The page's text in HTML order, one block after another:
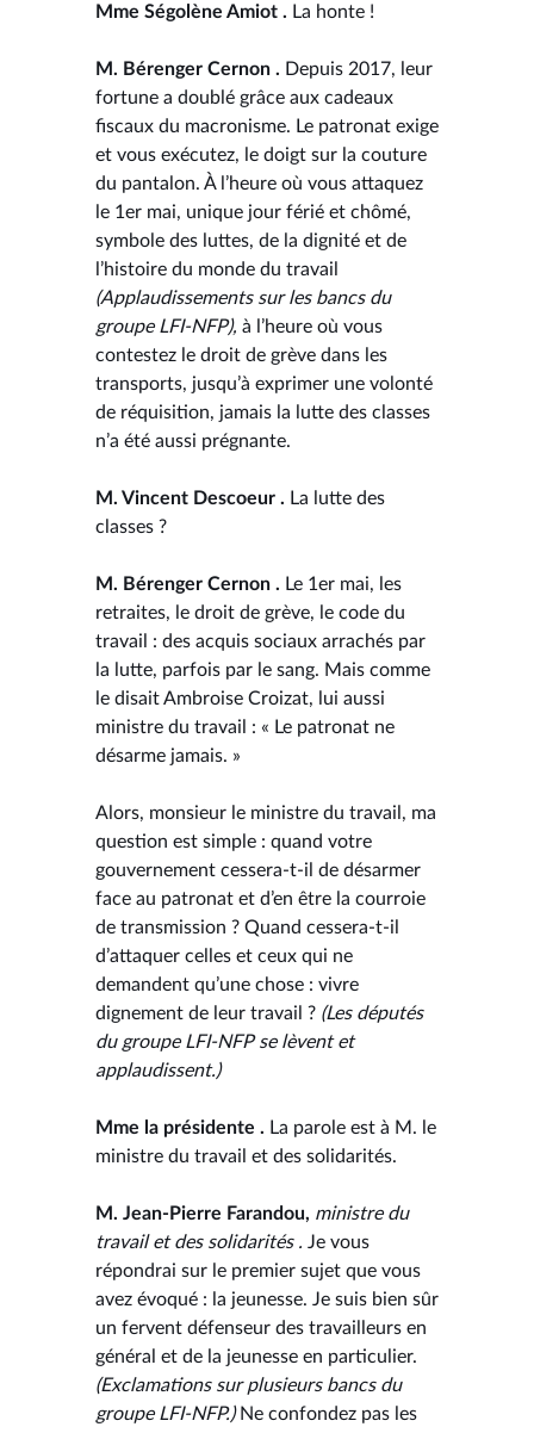
Mme Ségolène Amiot . La honte !
M. Bérenger Cernon . Depuis 2017, leur
fortune a doublé grâce aux cadeaux
fiscaux du macronisme. Le patronat exige
et vous exécutez, le doigt sur la couture
du pantalon. À l’heure où vous attaquez
le 1er mai, unique jour férié et chômé,
symbole des luttes, de la dignité et de
l’histoire du monde du travail
(Applaudissements sur les bancs du
groupe LFI-NFP), à l’heure où vous
contestez le droit de grève dans les
transports, jusqu’à exprimer une volonté
de réquisition, jamais la lutte des classes
n’a été aussi prégnante.
M. Vincent Descoeur . La lutte des
classes ?
M. Bérenger Cernon . Le 1er mai, les
retraites, le droit de grève, le code du
travail : des acquis sociaux arrachés par
la lutte, parfois par le sang. Mais comme
le disait Ambroise Croizat, lui aussi
ministre du travail : « Le patronat ne
désarme jamais. »
Alors, monsieur le ministre du travail, ma
question est simple : quand votre
gouvernement cessera-t-il de désarmer
face au patronat et d’en être la courroie
de transmission ? Quand cessera-t-il
d’attaquer celles et ceux qui ne
demandent qu’une chose : vivre
dignement de leur travail ? (Les députés
du groupe LFI-NFP se lèvent et
applaudissent.)
Mme la présidente . La parole est à M. le
ministre du travail et des solidarités.
M. Jean-Pierre Farandou, ministre du
travail et des solidarités . Je vous
répondrai sur le premier sujet que vous
avez évoqué : la jeunesse. Je suis bien sûr
un fervent défenseur des travailleurs en
général et de la jeunesse en particulier.
(Exclamations sur plusieurs bancs du
groupe LFI-NFP.)Ne confondez pas les